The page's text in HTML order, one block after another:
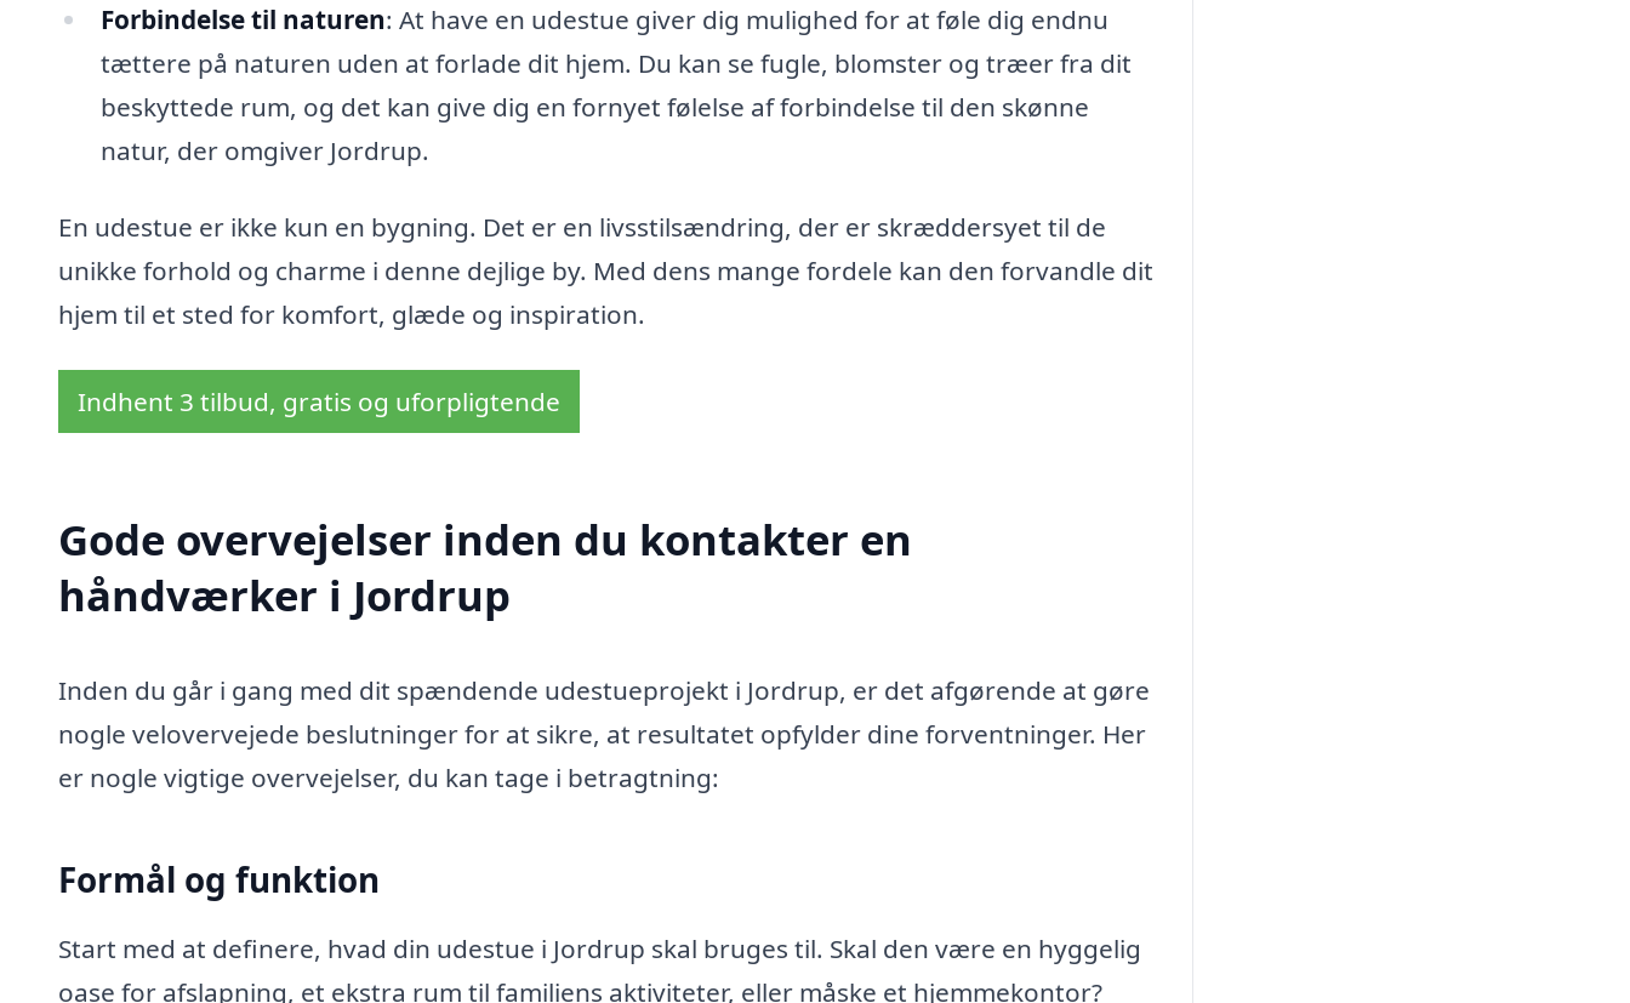
Forbindelse til naturen: At have en udestue giver dig mulighed for at føle dig endnu
tættere på naturen uden at forlade dit hjem. Du kan se fugle, blomster og træer fra dit
beskyttede rum, og det kan give dig en fornyet følelse af forbindelse til den skønne
natur, der omgiver Jordrup.
En udestue er ikke kun en bygning. Det er en livsstilsændring, der er skræddersyet til de
unikke forhold og charme i denne dejlige by. Med dens mange fordele kan den forvandle dit
hjem til et sted for komfort, glæde og inspiration.
Indhent 3 tilbud, gratis og uforpligtende
Gode overvejelser inden du kontakter en
håndværker i Jordrup
Inden du går i gang med dit spændende udestueprojekt i Jordrup, er det afgørende at gøre
nogle velovervejede beslutninger for at sikre, at resultatet opfylder dine forventninger. Her
er nogle vigtige overvejelser, du kan tage i betragtning:
Formål og funktion
Start med at definere, hvad din udestue i Jordrup skal bruges til. Skal den være en hyggelig
oase for afslapning, et ekstra rum til familiens aktiviteter, eller måske et hjemmekontor?